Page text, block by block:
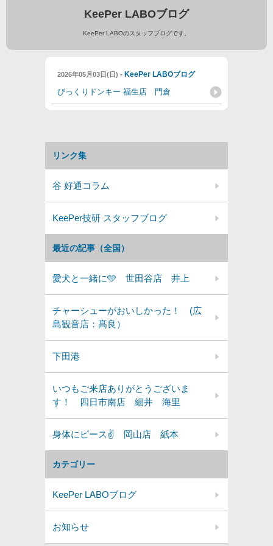
KeePer LABOブログ
KeePer LABOのスタッフブログです。
2026年05月03日(日) - KeePer LABOブログ
びっくりドンキー 福生店 門倉
カテゴリー
KeePer LABOブログ
お知らせ
最近の記事（全国）
愛犬と一緒に🩵 世田谷店 井上
チャーシューがおいしかった！ (広
島観音店：髙良）
下田港
いつもご来店ありがとうございま
す！ 四日市南店 細井 海里
身体にピース✌ 岡山店 紙本
リンク集
谷 好通コラム
KeePer技研 スタッフブログ